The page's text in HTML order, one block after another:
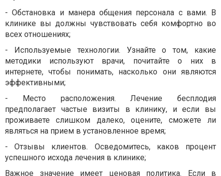
-Обстановка и манера общения персонала с вами. В
клинике вы должны чувствовать себя комфортно во
всех отношениях;
- Используемые технологии. Узнайте о том, какие
методики используют врачи, почитайте о них в
интернете, чтобы понимать, насколько они являются
эффективными;
- Место расположения. Лечение бесплодия
предполагает частые визиты в клинику, и если вы
проживаете слишком далеко, оцените, сможете ли
являться на прием в установленное время;
-Отзывы клиентов. Осведомитесь, каков процент
успешного исхода лечения в клинике;
Важное значение имеет ценовая политика. Если в